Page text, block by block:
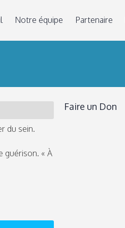
Notre équipe Partenaire
du sein.
guérison. « À
Faire un Don